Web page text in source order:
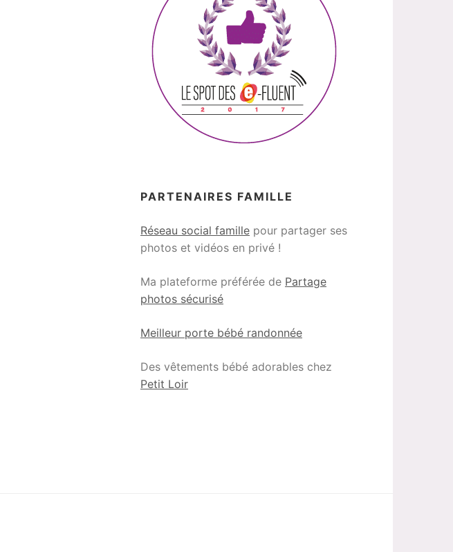
PARTENAIRES FAMILLE
Réseau social famille pour partager ses
photos et vidéos en privé !
Ma plateforme préférée de Partage
photos sécurisé
Meilleur porte bébé randonnée
Des vêtements bébé adorables chez
Petit Loir